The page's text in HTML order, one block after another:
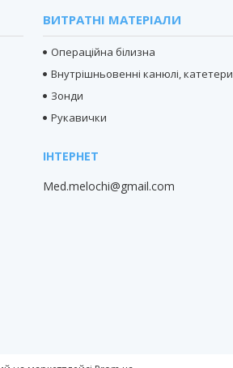
ВИТРАТНІ МАТЕРІАЛИ
Операційна білизна
Внутрішньовенні канюлі, катетери
Зонди
Рукавички
Med.melochi@gmail.com